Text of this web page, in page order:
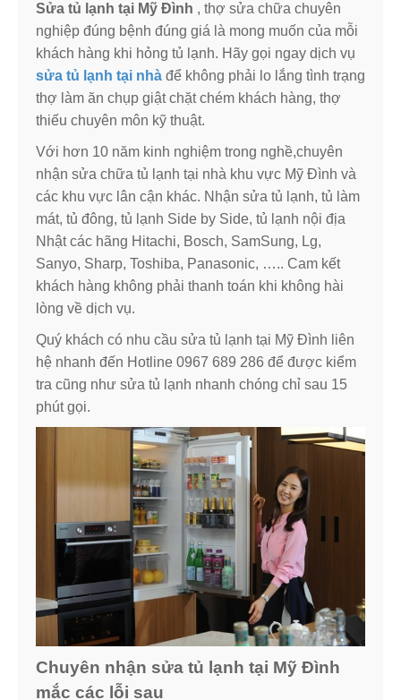
Sửa tủ lạnh tại Mỹ Đình , thợ sửa chữa chuyên
nghiệp đúng bệnh đúng giá là mong muốn của mỗi
khách hàng khi hỏng tủ lạnh. Hãy gọi ngay dịch vụ
sửa tủ lạnh tại nhà để không phải lo lắng tình trạng
thợ làm ăn chụp giật chặt chém khách hàng, thợ
thiếu chuyên môn kỹ thuật.
Với hơn 10 năm kinh nghiệm trong nghề,chuyên
nhận sửa chữa tủ lạnh tại nhà khu vực Mỹ Đình và
các khu vực lân cận khác. Nhận sửa tủ lạnh, tủ làm
mát, tủ đông, tủ lạnh Side by Side, tủ lạnh nội địa
Nhật các hãng Hitachi, Bosch, SamSung, Lg,
Sanyo, Sharp, Toshiba, Panasonic, ….. Cam kết
khách hàng không phải thanh toán khi không hài
lòng về dịch vụ.
Quý khách có nhu cầu sửa tủ lạnh tại Mỹ Đình liên
hệ nhanh đến Hotline 0967 689 286 để được kiểm
tra cũng như sửa tủ lạnh nhanh chóng chỉ sau 15
phút gọi.
Chuyên nhận sửa tủ lạnh tại Mỹ Đình
mắc các lỗi sau